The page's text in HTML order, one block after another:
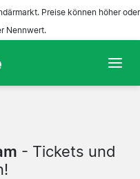
Preise können höher oder
Nennwert.
- Tickets und